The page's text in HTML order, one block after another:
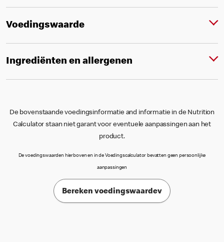
Voedingswaarde
Ingrediënten en allergenen
De bovenstaande voedingsinformatie and informatie in de Nutrition
Calculator staan niet garant voor eventuele aanpassingen aan het
product.
De voedingswaarden hierboven en in de Voedingscalculator bevatten geen persoonlijke
aanpassingen
Bereken voedingswaardev